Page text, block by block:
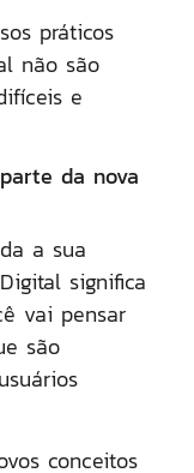
práticos
não são
e
da nova
a sua
significa
vai pensar
são
conceitos